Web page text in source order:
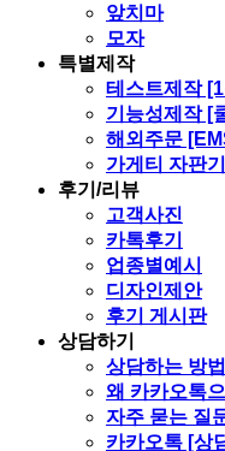
앞치마
모자
특별제작
테스트제작
기능성제작 [
해외주문
가게티 자판
후기/리뷰
고객사진
카톡후기
업종별예시
디자인제안
후기 게시판
상담하기
상담하는 방법
왜 카카오톡
자주 묻는 질
카카오톡 [상